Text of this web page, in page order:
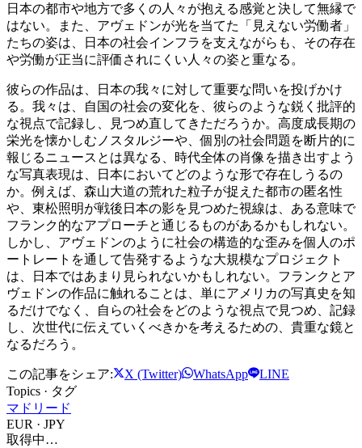
日本の都市や地方で多くの人々が抱える感覚と決して無縁で
はない。また、アヴェドンが光を当てた「見えない労働者」
たちの姿は、日本の社会インフラを支えながらも、その存在
や労働が正当に評価されにくい人々の姿と重なる。
彼らの作品は、日本の我々に対して重要な問いを投げかけ
る。我々は、自国の社会の変化を、彼らのような鋭く批評的
な視点で記録し、見つめ直してきただろうか。高度成長期の
栄光を懐かしむノスタルジーや、個別の社会問題を断片的に
報じるニュースとは異なる、時代全体の肖像を描き出すよう
な写真表現は、日本においてどのような形で存在しうるの
か。例えば、森山大道の荒れた粒子が捉えた都市の匿名性
や、東松照明が戦後日本の影を見つめた視線は、ある意味で
フランク的なアプローチと通じるものがあるかもしれない。
しかし、アヴェドンのように社会の構造的な歪みを個人のポ
ートレートを通して告発するような大規模なプロジェクト
は、日本ではあまり見られないかもしれない。フランクとア
ヴェドンの作品に触れることは、単にアメリカの写真史を知
るだけでなく、自らの社会をどのような視点で見つめ、記録
し、次世代に伝えていくべきかを考えるための、貴重な鏡と
なるだろう。
この記事をシェア: X (Twitter) WhatsApp
LINE
Topics · タグ
マドリード
EUR · JPY
取得中…